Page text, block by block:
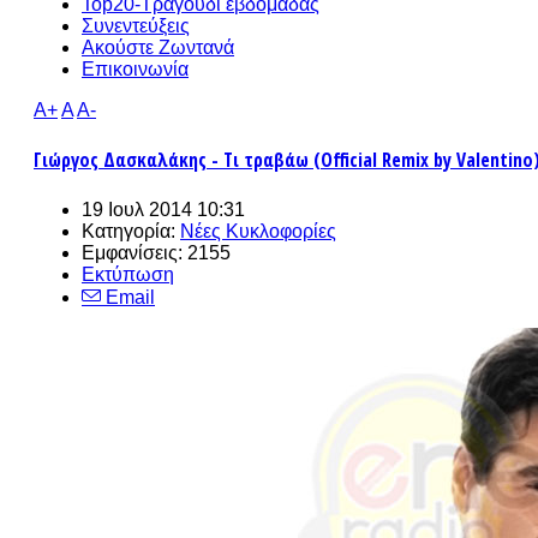
Top20-Τραγούδι εβδομάδας
Συνεντεύξεις
Ακούστε Ζωντανά
Επικοινωνία
A+AA-
Γιώργος Δασκαλάκης - Τι τραβάω (Official Remix by
19 Ιουλ 2014 10:31
Κατηγορία: Νέες Κυκλοφορίες
Εμφανίσεις: 2155
Εκτύπωση
Email